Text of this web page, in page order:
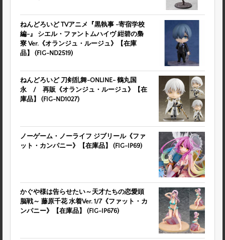
ねんどろいど TVアニメ『黒執事 -寄宿学校
編-』 シエル・ファントムハイヴ 紺碧の梟
寮 Ver.《オランジュ・ルージュ》【在庫
品】 (FIG-ND2519)
ねんどろいど 刀剣乱舞-ONLINE- 鶴丸国
永 / 再販《オランジュ・ルージュ》【在
庫品】 (FIG-ND1027)
ノーゲーム・ノーライフ ジブリール《ファ
ット・カンパニー》【在庫品】 (FIG-IP69)
かぐや様は告らせたい～天才たちの恋愛頭
脳戦～ 藤原千花 水着Ver. 1/7《ファット・カ
ンパニー》【在庫品】 (FIG-IP676)